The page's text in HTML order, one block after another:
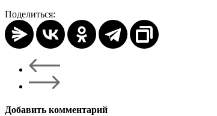
Поделиться:
Добавить комментарий